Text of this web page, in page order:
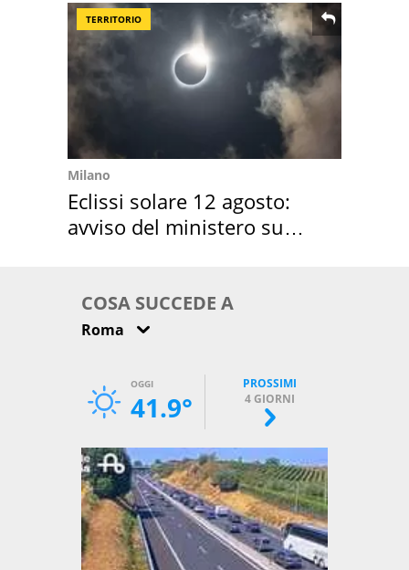
TERRITORIO
Milano
Eclissi solare 12 agosto:
avviso del ministero su